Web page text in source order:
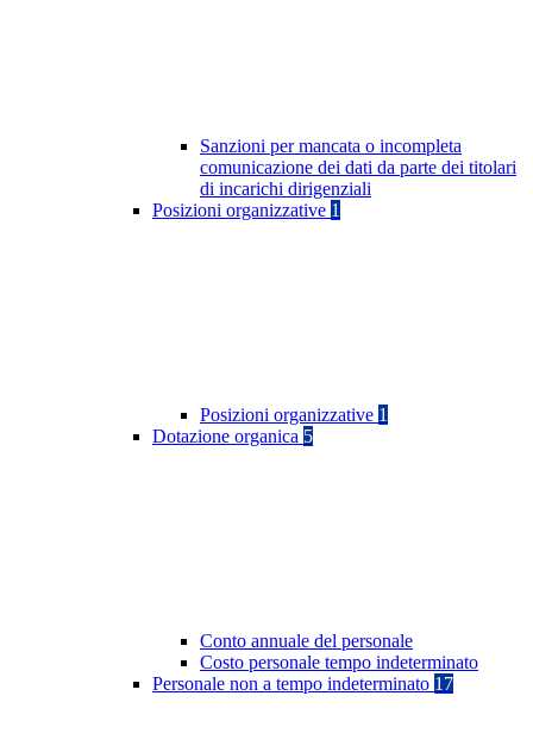
Sanzioni per mancata o incompleta
comunicazione dei dati da parte dei titolari
di incarichi dirigenziali
Posizioni organizzative 1
Posizioni organizzative 1
Dotazione organica 5
Conto annuale del personale
Costo personale tempo indeterminato
Personale non a tempo indeterminato 17